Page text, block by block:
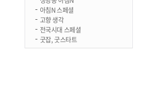
아침N 스페셜
고향 생각
전국시대 스페셜
굿잡, 굿스타트